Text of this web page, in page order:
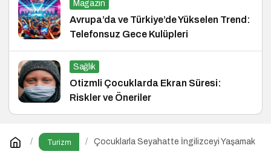
Magazin
Avrupa’da ve Türkiye’de Yükselen Trend:
Telefonsuz Gece Kulüpleri
Sağlık
Otizmli Çocuklarda Ekran Süresi:
Riskler ve Öneriler
Turizm Çocuklarla Seyahatte İngilizceyi Yaşamak